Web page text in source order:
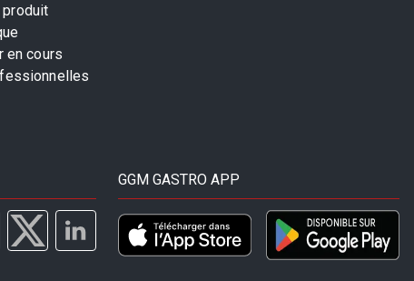
en cours
GGM GASTRO APP